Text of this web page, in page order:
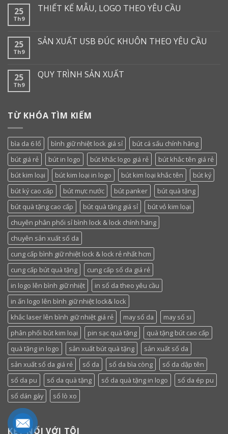
25
Th9
THIẾT KẾ MẪU, LOGO THEO YÊU CẦU
25
Th9
SẢN XUẤT USB ĐÚC KHUÔN THEO YÊU CẦU
25
Th9
QUY TRÌNH SẢN XUẤT
TỪ KHÓA TÌM KIẾM
bìa da 6 lổ bình giữ nhiệt lock giá sỉ
bút cá sấu chính hãng
bút giá rẻ
bút in logo bút khắc logo giá rẻ
bút khắc tên giá rẻ
bút kim loại
bút kim loại in logo bút kim loại khắc tên
bút ký
bút ký cao cấp
bút mực nước bút panker
bút quà tặng
bút quà tặng cao cấp
bút quà tặng giá sỉ
bút vỏ kim loại
chuyên phân phối sỉ bình lock & lock chính hãng
chuyên sản xuất sổ da
cung cấp bình giữ nhiệt lock & lock rẻ nhất hcm
cung cấp bút quà tặng
cung cấp sổ da giá rẻ
in logo lên bình giữ nhiệt
in sổ da theo yêu cầu
in ấn logo lên bình giữ nhiệt lock& lock
khắc laser lên bình giữ nhiệt giá rẻ
may sổ da
may sổ si
phân phối bút kim loại
pin sạc quà tặng
quà tặng bút cao cấp
quà tặng in logo
sản xuất bút quà tặng
sản xuất sổ da
sản xuất sổ da giá rẻ
sổ da sổ da bìa còng
sổ da dập tên
sổ da pu
sổ da quà tặng sổ da quà tặng in logo
sổ da ép pu
sổ dán gáy
sổ lò xo
KẾT NỐI VỚI TÔI